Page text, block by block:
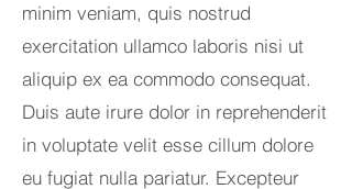
minim veniam, quis nostrud
exercitation ullamco laboris nisi ut
aliquip ex ea commodo consequat.
Duis aute irure dolor in reprehenderit
in voluptate velit esse cillum dolore
eu fugiat nulla pariatur. Excepteur